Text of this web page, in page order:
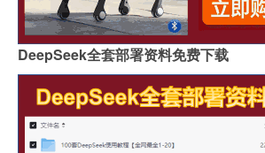
DeepSeek全套部署资料免费下载